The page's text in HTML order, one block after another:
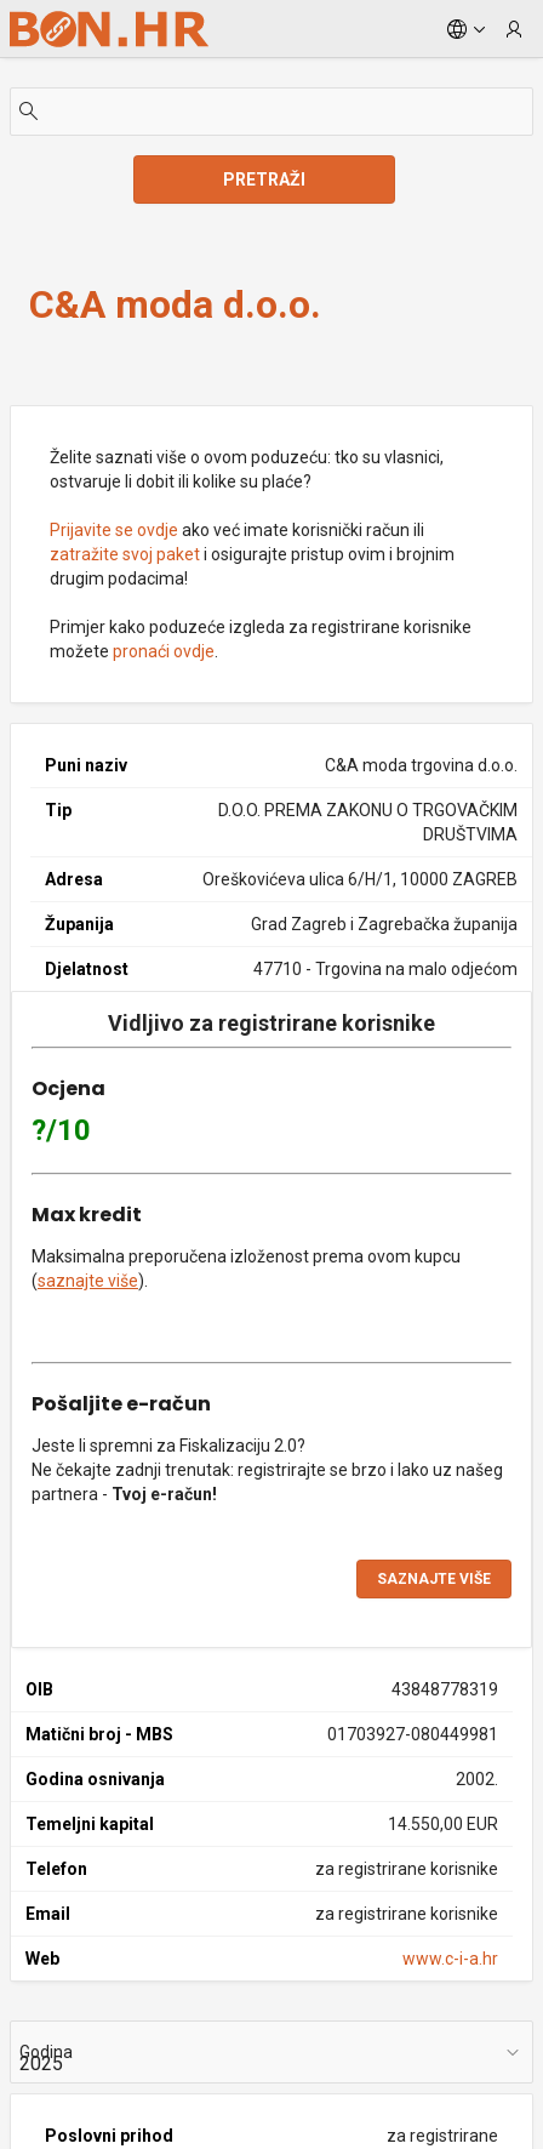
Skip to Main Content
PRETRAŽI
C&A moda d.o.o.
Želite saznati više o ovom poduzeću: tko su vlasnici,
ostvaruje li dobit ili kolike su plaće?
Prijavite se ovdje ako već imate korisnički račun ili
zatražite svoj paketi osigurajte pristup ovim i brojnim
drugim podacima!
Primjer kako poduzeće izgleda za registrirane korisnike
možete pronaći ovdje
Puni naziv C&A moda trgovina d.o.o.
Tip
D.O.O. PREMA ZAKONU O TRGOVAČKIM
DRUŠTVIMA
Adresa Oreškovićeva ulica 6/H/1, 10000 ZAGREB
Županija Grad Zagreb i Zagrebačka županija
Djelatnost 47710 - Trgovina na malo odjećom
Vidljivo za registrirane korisnike
Ocjena
?/10
Max kredit
Maksimalna preporučena izloženost prema ovom kupcu
(saznajte više).
Pošaljite e-račun
Jeste li spremni za Fiskalizaciju 2.0?
Ne čekajte zadnji trenutak: registrirajte se brzo i lako uz našeg
partnera - Tvoj e-račun!
SAZNAJTE VIŠE
OIB 43848778319
Matični broj - MBS 01703927-080449981
Godina osnivanja 2002.
Temeljni kapital 14.550,00 EUR
Telefon za registrirane korisnike
Email za registrirane korisnike
Web www.c-i-a.hr
Godina
Poslovni prihod
za registrirane